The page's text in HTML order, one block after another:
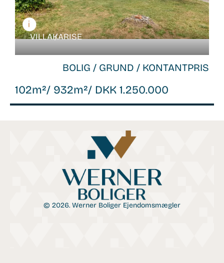
VILLA /KARISE
BOLIG / GRUND / KONTANTPRIS
102m²/ 932m²/ DKK 1.250.000
© 2026. Werner Boliger Ejendomsmægler